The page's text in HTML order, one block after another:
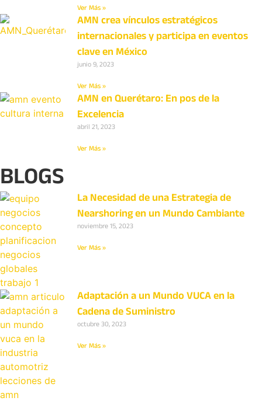
Ver Más »
AMN crea vínculos estratégicos
internacionales y participa en eventos
clave en México
junio 9, 2023
Ver Más »
AMN en Querétaro: En pos de la
Excelencia
abril 21, 2023
Ver Más »
BLOGS
La Necesidad de una Estrategia de
Nearshoring en un Mundo Cambiante
noviembre 15, 2023
Ver Más »
Adaptación a un Mundo VUCA en la
Cadena de Suministro
octubre 30, 2023
Ver Más »